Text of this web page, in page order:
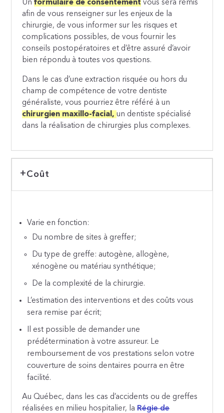
Unformulaire de consentement vous sera remis
afin de vous renseigner sur les enjeux de la
chirurgie, de vous informer sur les risques et
complications possibles, de vous fournir les
conseils postopératoires et d’être assuré d’avoir
bien répondu à toutes vos questions.
Dans le cas d’une extraction risquée ou hors du
champ de compétence de votre dentiste
généraliste, vous pourriez être référé à un
chirurgien maxillo-facial,un dentiste spécialisé
dans la réalisation de chirurgies plus complexes.
Coût
Varie en fonction:
Du nombre de sites à greffer;
Du type de greffe: autogène, allogène,
xénogène ou matériau synthétique;
De la complexité de la chirurgie.
L’estimation des interventions et des coûts vous
sera remise par écrit;
Il est possible de demander une
prédétermination à votre assureur. Le
remboursement de vos prestations selon votre
couverture de soins dentaires pourra en être
facilité.
Au Québec, dans les cas d’accidents ou de greffes
réalisées en milieu hospitalier, laRégie de